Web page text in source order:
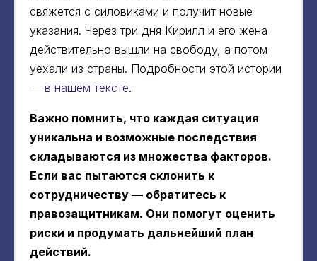
свяжется с силовиками и получит новые
указания. Через три дня Кирилл и его жена
действительно вышли на свободу, а потом
уехали из страны. Подробности этой истории
— в нашем тексте.
Важно помнить, что каждая ситуация
уникальна и возможные последствия
складываются из множества факторов.
Если вас пытаются склонить к
сотрудничеству — обратитесь к
правозащитникам. Они помогут оценить
риски и продумать дальнейший план
действий.